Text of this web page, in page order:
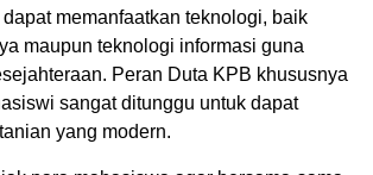
memanfaatkan teknologi, baik
maupun teknologi informasi guna
Peran Duta KPB khususnya
sangat ditunggu untuk dapat
yang modern.